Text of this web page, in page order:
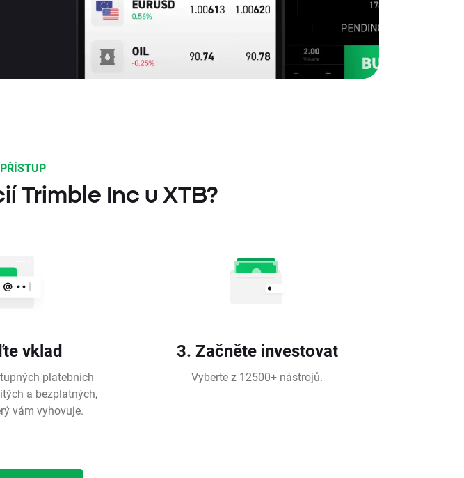
Trimble Inc u XTB?
vklad
platebních
a bezplatných,
vám vyhovuje.
3. Začněte investovat
Vyberte z 12500+ nástrojů.